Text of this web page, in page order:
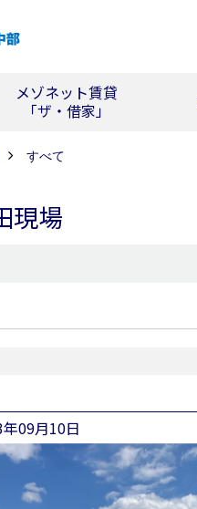
メゾネット賃貸
「ザ・借家」
すべて
現場
09月10日